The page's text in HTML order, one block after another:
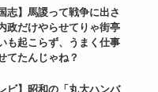
志】馬謖って戦争に出さ
政だけやらせてりゃ街亭
も起こらず、うまく仕事
てたんじゃね？
ビ】昭和の「丸大ハンバ